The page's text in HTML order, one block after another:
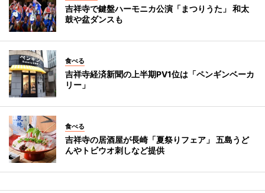
吉祥寺で鍵盤ハーモニカ公演「まつりうた」 和太
鼓や盆ダンスも
食べる
吉祥寺経済新聞の上半期PV1位は「ペンギンベーカ
リー」
食べる
吉祥寺の居酒屋が長崎「夏祭りフェア」 五島うど
んやトビウオ刺しなど提供